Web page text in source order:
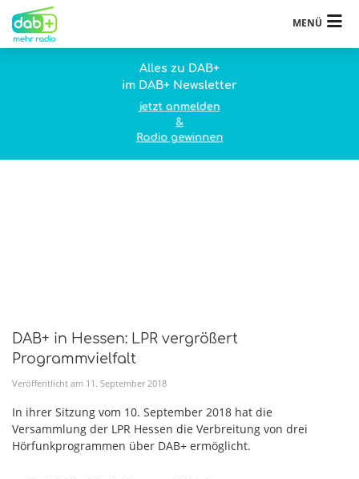
MENÜ
Alles zu DAB+
im DAB+ Newsletter
jetzt anmelden
&
Radio gewinnen
DAB+ in Hessen: LPR vergrößert
Programmvielfalt
Veröffentlicht am 11 . September 2018
In ihrer Sitzung vom 10. September 2018 hat die
Versammlung der LPR Hessen die Verbreitung von drei
Hörfunkprogrammen über DAB+ ermöglicht.